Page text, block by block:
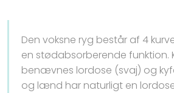
Den voksne ryg består af 4
en stødabsorberende funktion.
benævnes lordose (svaj) og
og lænd har naturligt en